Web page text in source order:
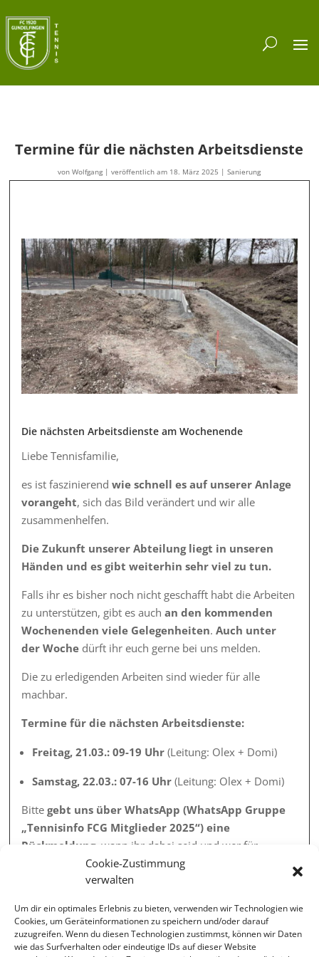
Cookie-Zustimmung
verwalten
Um dir ein optimales Erlebnis zu bieten, verwenden wir Technologien wie
Cookies, um Geräteinformationen zu speichern und/oder darauf
zuzugreifen. Wenn du diesen Technologien zustimmst, können wir Daten
wie das Surfverhalten oder eindeutige IDs auf dieser Website
Termine für die nächsten Arbeitsdienste
vonWolfgang |veröffentlich am 18. März 2025 |Sanierung
Die nächsten Arbeitsdienste am Wochenende
Liebe Tennisfamilie,
es ist faszinierendwie schnell es auf unserer Anlage
vorangeht, sich das Bild verändert und wir alle
zusammenhelfen.
Die Zukunft unserer Abteilung liegt in unseren
Händen und es gibt weiterhin sehr viel zu tun.
Falls ihr es bisher noch nicht geschafft habt die Arbeiten
zu unterstützen, gibt es auchan den kommenden
Wochenenden viele Gelegenheiten.Auch unter
der Woche dürft ihr euch gerne bei uns melden.
Die zu erledigenden Arbeiten sind wieder für alle
machbar.
Termine für die nächsten Arbeitsdienste:
Freitag, 21.03.: 09-19 Uhr (Leitung: Olex + Domi)
Samstag, 22.03.: 07-16 Uhr (Leitung: Olex + Domi)
Bittegebt uns über WhatsApp (WhatsApp Gruppe
„Tennisinfo FCG Mitglieder 2025“) eine
Rückmeldung, wann ihr dabei seid und wer für
Brotzeit sorgen kann. Bitte denkt auch weiter an
entsprechende Arbeitskleidung und die Erfassung eurer
🍀🎾
Eure Abteilungsleitung